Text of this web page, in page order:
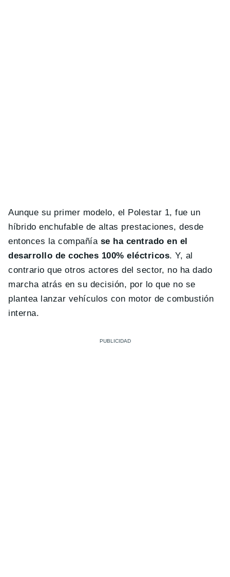
Aunque su primer modelo, el Polestar 1, fue un
híbrido enchufable de altas prestaciones, desde
entonces la compañía se ha centrado en el
desarrollo de coches 100% eléctricos. Y, al
contrario que otros actores del sector, no ha dado
marcha atrás en su decisión, por lo que no se
plantea lanzar vehículos con motor de combustión
interna.